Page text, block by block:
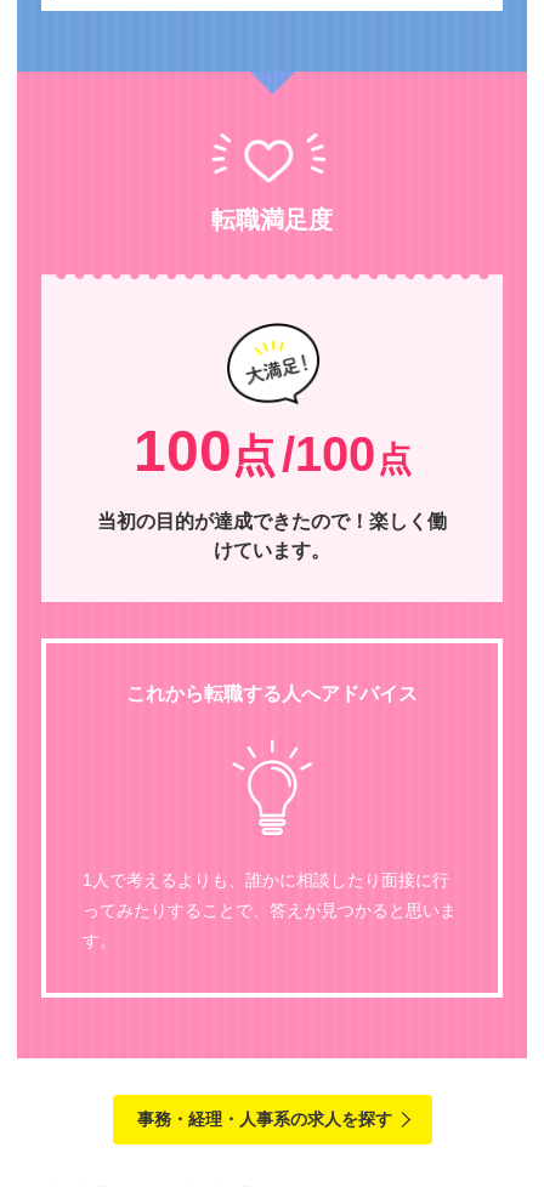
転職満足度
100点/100点
当初の目的が達成できたので！楽しく働
けています。
これから転職する人へアドバイス
1人で考えるよりも、誰かに相談したり面接に行
ってみたりすることで、答えが見つかると思いま
す。
事務・経理・人事系の求人を探す